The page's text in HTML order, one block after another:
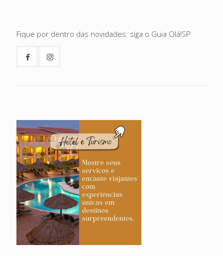
Fique por dentro das novidades: siga o Guia Olá!SP